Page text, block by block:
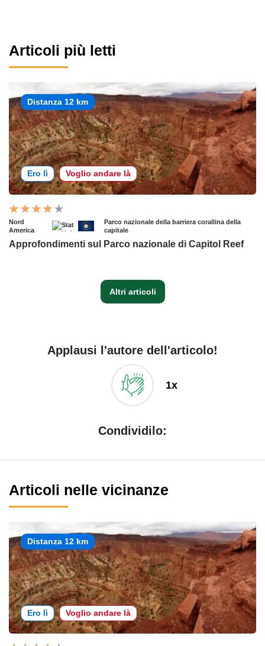
Articoli più letti
Distanza 12 km
Ero lì Voglio andare là
Nord
America
Parco nazionale della barriera corallina della
capitale
Approfondimenti sul Parco nazionale di Capitol Reef
Altri articoli
Applausi l'autore dell'articolo!
1x
Condividilo:
Articoli nelle vicinanze
Distanza 12 km
Ero lì Voglio andare là